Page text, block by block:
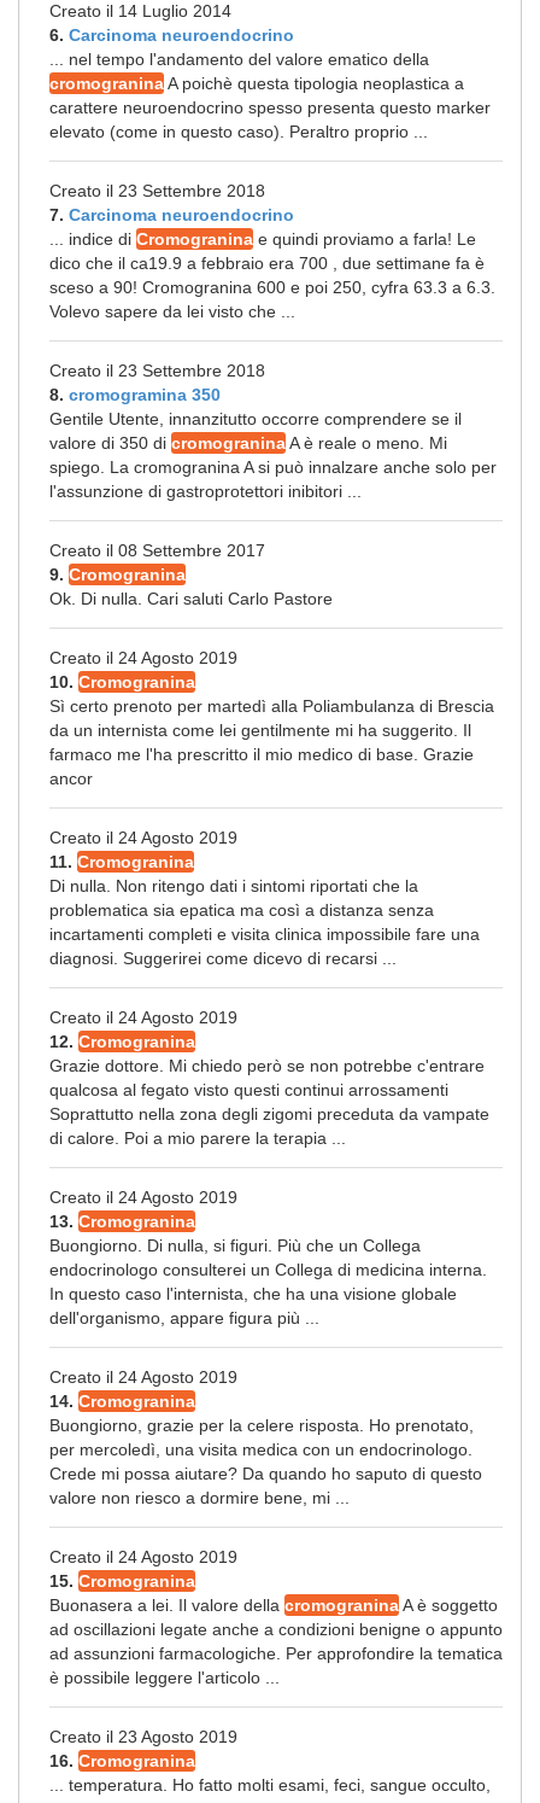
Creato il 14 Luglio 2014
6. Carcinoma neuroendocrino
... nel tempo l'andamento del valore ematico della
cromograninaA poichè questa tipologia neoplastica a
carattere neuroendocrino spesso presenta questo marker
elevato (come in questo caso). Peraltro proprio ...
Creato il 23 Settembre 2018
7. Carcinoma neuroendocrino
... indice di Cromogranina e quindi proviamo a farla! Le
dico che il ca19.9 a febbraio era 700 , due settimane fa è
sceso a 90! Cromogranina 600 e poi 250, cyfra 63.3 a 6.3.
Volevo sapere da lei visto che ...
Creato il 23 Settembre 2018
8. cromogramina 350
Gentile Utente, innanzitutto occorre comprendere se il
valore di 350 di cromograninaA è reale o meno. Mi
spiego. La cromogranina A si può innalzare anche solo per
l'assunzione di gastroprotettori inibitori ...
Creato il 08 Settembre 2017
9. Cromogranina
Ok. Di nulla. Cari saluti Carlo Pastore
Creato il 24 Agosto 2019
10. Cromogranina
Sì certo prenoto per martedì alla Poliambulanza di Brescia
da un internista come lei gentilmente mi ha suggerito. Il
farmaco me l'ha prescritto il mio medico di base. Grazie
ancor
Creato il 24 Agosto 2019
11. Cromogranina
Di nulla. Non ritengo dati i sintomi riportati che la
problematica sia epatica ma così a distanza senza
incartamenti completi e visita clinica impossibile fare una
diagnosi. Suggerirei come dicevo di recarsi ...
Creato il 24 Agosto 2019
12. Cromogranina
Grazie dottore. Mi chiedo però se non potrebbe c'entrare
qualcosa al fegato visto questi continui arrossamenti
Soprattutto nella zona degli zigomi preceduta da vampate
di calore. Poi a mio parere la terapia ...
Creato il 24 Agosto 2019
13. Cromogranina
Buongiorno. Di nulla, si figuri. Più che un Collega
endocrinologo consulterei un Collega di medicina interna.
In questo caso l'internista, che ha una visione globale
dell'organismo, appare figura più ...
Creato il 24 Agosto 2019
14. Cromogranina
Buongiorno, grazie per la celere risposta. Ho prenotato,
per mercoledì, una visita medica con un endocrinologo.
Crede mi possa aiutare? Da quando ho saputo di questo
valore non riesco a dormire bene, mi ...
Creato il 24 Agosto 2019
15. Cromogranina
Buonasera a lei. Il valore della cromograninaA è soggetto
ad oscillazioni legate anche a condizioni benigne o appunto
ad assunzioni farmacologiche. Per approfondire la tematica
è possibile leggere l'articolo ...
Creato il 23 Agosto 2019
16. Cromogranina
... temperatura. Ho fatto molti esami, feci, sangue occulto,